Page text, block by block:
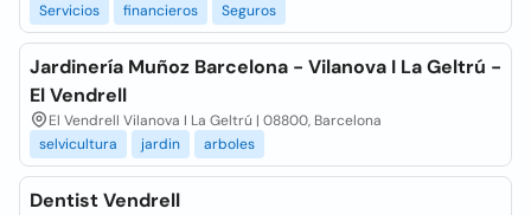
Servicios
financieros Seguros
Jardinería Muñoz Barcelona - Vilanova I La Geltrú -
El Vendrell
El Vendrell Vilanova I La Geltrú | 08800, Barcelona
selvicultura
jardin arboles
Dentist Vendrell